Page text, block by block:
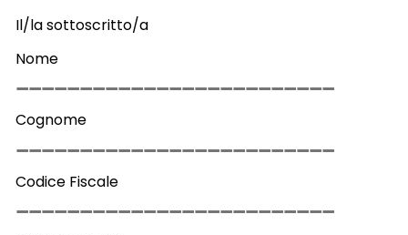
Il/la sottoscritto/a
Nome
Cognome
Codice Fiscale